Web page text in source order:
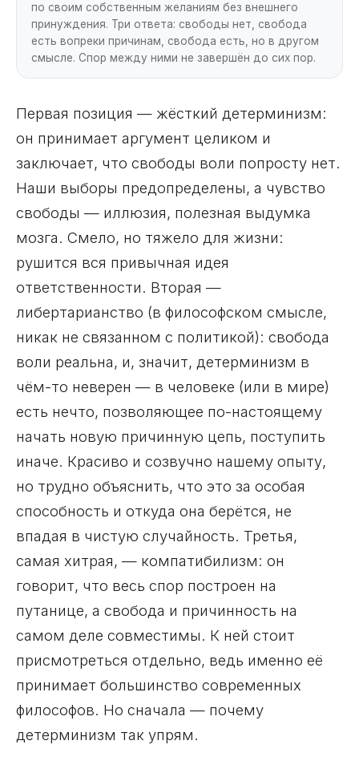
по своим собственным желаниям без внешнего
принуждения. Три ответа: свободы нет, свобода
есть вопреки причинам, свобода есть, но в другом
смысле. Спор между ними не завершён до сих пор.
Первая позиция — жёсткий детерминизм:
он принимает аргумент целиком и
заключает, что свободы воли попросту нет.
Наши выборы предопределены, а чувство
свободы — иллюзия, полезная выдумка
мозга. Смело, но тяжело для жизни:
рушится вся привычная идея
ответственности. Вторая —
либертарианство (в философском смысле,
никак не связанном с политикой): свобода
воли реальна, и, значит, детерминизм в
чём-то неверен — в человеке (или в мире)
есть нечто, позволяющее по-настоящему
начать новую причинную цепь, поступить
иначе. Красиво и созвучно нашему опыту,
но трудно объяснить, что это за особая
способность и откуда она берётся, не
впадая в чистую случайность. Третья,
самая хитрая, — компатибилизм: он
говорит, что весь спор построен на
путанице, а свобода и причинность на
самом деле совместимы. К ней стоит
присмотреться отдельно, ведь именно её
принимает большинство современных
философов. Но сначала — почему
детерминизм так упрям.